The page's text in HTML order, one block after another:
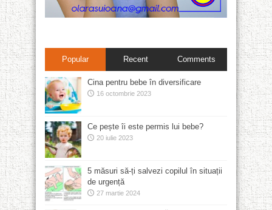
Popular Recent Comments
Cina pentru bebe în diversificare
16 octombrie 2023
Ce pește îi este permis lui bebe?
20 iulie 2023
5 măsuri să-ți salvezi copilul în situații
de urgență
27 martie 2024